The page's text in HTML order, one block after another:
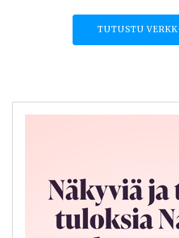
TUTUSTU